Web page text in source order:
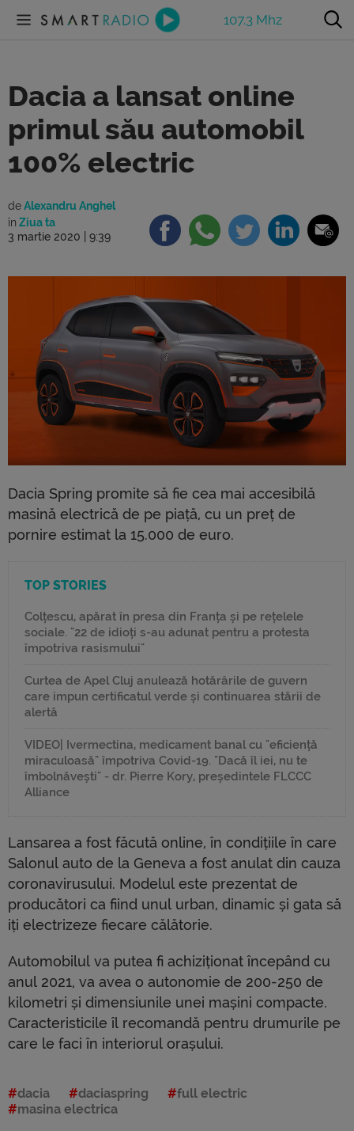
107.3 Mhz
Dacia a lansat online
primul său automobil
100% electric
deAlexandru Anghel
în Ziua ta
3 martie 2020 | 9:39
Dacia Spring promite să fie cea mai accesibilă
masină electrică de pe piață, cu un preț de
pornire estimat la 15.000 de euro.
TOP STORIES
Colțescu, apărat în presa din Franța și pe rețelele
sociale. "22 de idioți s-au adunat pentru a protesta
împotriva rasismului"
Curtea de Apel Cluj anulează hotărârile de guvern
care impun certificatul verde și continuarea stării de
alertă
VIDEO| Ivermectina, medicament banal cu "eficiență
miraculoasă" împotriva Covid-19. "Dacă îl iei, nu te
îmbolnăvești" - dr. Pierre Kory, președintele FLCCC
Alliance
Lansarea a fost făcută online, în condițiile în care
Salonul auto de la Geneva a fost anulat din cauza
coronavirusului. Modelul este prezentat de
producători ca fiind unul urban, dinamic și gata să
iți electrizeze fiecare călătorie.
Automobilul va putea fi achiziționat începând cu
anul 2021, va avea o autonomie de 200-250 de
kilometri și dimensiunile unei mașini compacte.
Caracteristicile îl recomandă pentru drumurile pe
care le faci în interiorul orașului.
dacia daciaspring
full electric
masina electrica